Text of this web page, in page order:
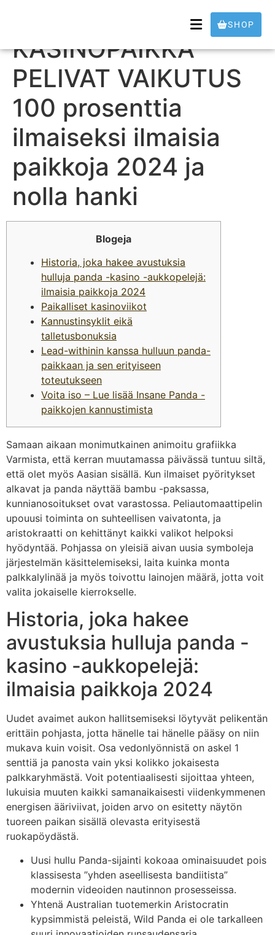
SHOP
KASINOPAIKKA
PELIVAT VAIKUTUS
100 prosenttia
ilmaiseksi ilmaisia
paikkoja 2024 ja
nolla hanki
Blogeja
Historia, joka hakee avustuksia
hulluja panda -kasino -aukkopelejä:
ilmaisia paikkoja 2024
Paikalliset kasinoviikot
Kannustinsyklit eikä
talletusbonuksia
Lead-withinin kanssa hulluun panda-
paikkaan ja sen erityiseen
toteutukseen
Voita iso – Lue lisää Insane Panda -
paikkojen kannustimista
Samaan aikaan monimutkainen animoitu grafiikka
Varmista, että kerran muutamassa päivässä tuntuu siltä, ​​
että olet myös Aasian sisällä. Kun ilmaiset pyöritykset
alkavat ja panda näyttää bambu -paksassa,
kunnianosoitukset ovat varastossa. Peliautomaattipelin
upouusi toiminta on suhteellisen vaivatonta, ja
aristokraatti on kehittänyt kaikki valikot helpoksi
hyödyntää. Pohjassa on yleisiä aivan uusia symboleja
järjestelmän käsittelemiseksi, laita kuinka monta
palkkalylinää ja myös toivottu lainojen määrä, jotta voit
valita jokaiselle kierrokselle.
Historia, joka hakee
avustuksia hulluja panda -
kasino -aukkopelejä:
ilmaisia paikkoja 2024
Uudet avaimet aukon hallitsemiseksi löytyvät pelikentän
erittäin pohjasta, jotta hänelle tai hänelle pääsy on niin
mukava kuin voisit. Osa vedonlyönnistä on askel 1
senttiä ja panosta vain yksi kolikko jokaisesta
palkkaryhmästä. Voit potentiaalisesti sijoittaa yhteen,
lukuisia muuten kaikki samanaikaisesti viidenkymmenen
energisen ääriviivat, joiden arvo on esitetty näytön
tuoreen paikan sisällä olevasta erityisestä
ruokapöydästä.
Uusi hullu Panda-sijainti kokoaa ominaisuudet pois
klassisesta ”yhden aseellisesta bandiitista”
modernin videoiden nautinnon prosesseissa.
Yhtenä Australian tuotemerkin Aristocratin
kypsimmistä peleistä, Wild Panda ei ole tarkalleen